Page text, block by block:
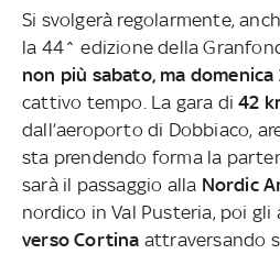
Si svolgerà regolarmente,
la 44^ edizione della
non più sabato, ma domenica
cattivo tempo. La gara di42
dall’aeroporto di Dobbiaco,
sta prendendo forma la
sarà il passaggio alla Nordic
nordico in Val Pusteria, poi
verso Cortina attraversando